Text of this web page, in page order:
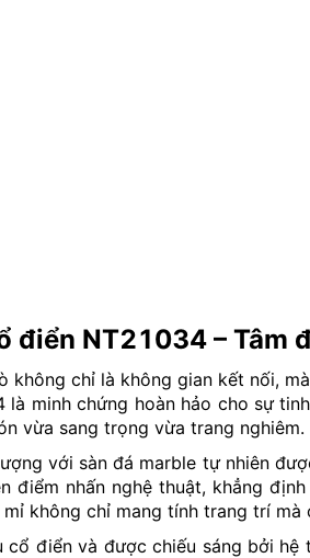
điển NT21034 – Tâm
không chỉ là không gian kết nối,
là minh chứng hoàn hảo cho sự
vừa sang trọng vừa trang nghiêm.
với sàn đá marble tự nhiên
nhấn nghệ thuật, khẳng
không chỉ mang tính trang trí
điển và được chiếu sáng bởi hệ